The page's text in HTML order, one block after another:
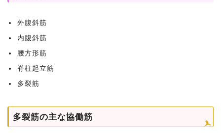
外腹斜筋
内腹斜筋
腰方形筋
脊柱起立筋
多裂筋
多裂筋の主な協働筋